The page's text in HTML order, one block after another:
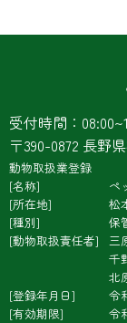
受付時間：
〒390-0872 長野
動物取扱業登録
名称
ペ
所在地
松
種別
保
動物取扱責任者
三
千
北
登録年月日
令
有効期限
令